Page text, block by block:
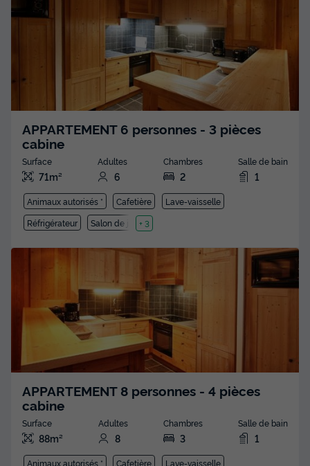
APPARTEMENT 6 personnes - 3 pièces
cabine
Surface
71m²
Adultes
6
Chambres
2
Salle de bain
1
Animaux autorisés * Cafetière
Lave-vaisselle
Réfrigérateur
Salon de jardin
+ 3
APPARTEMENT 8 personnes - 4 pièces
cabine
Surface
88m²
Adultes
8
Chambres
3
Salle de bain
1
Animaux autorisés * Cafetière
Lave-vaisselle